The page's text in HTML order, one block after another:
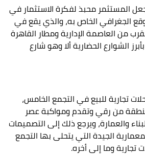
المستثمر محبذ لفكرة الاستثمار في
الجغرافي الخاص به، والذي يقع في
من العاصمة الإدارية ومطار القاهرة
الشوارع الحضارية ألا وهو شارع
تجارية للبيع في التجمع الخامس،
من رقي وتقدم ومواكبة عصر
والعمارة، ويرجع ذلك إلى التصميمات
الجيدة التي يتحلى بها التجمع
وما إلى أخره.